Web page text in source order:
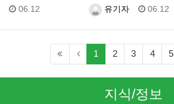
등록자유기자
등록일
06.12 등록일
06.12
1 (current)
2 3 4 5
지식/정보